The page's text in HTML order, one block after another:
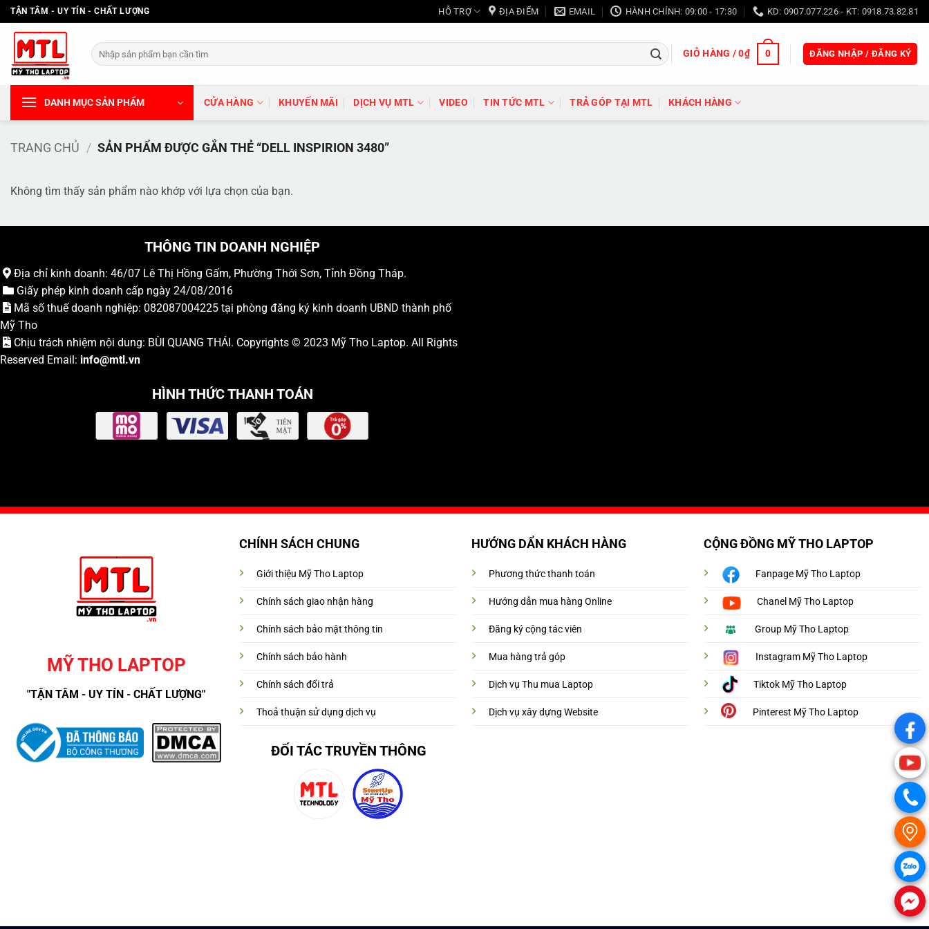
Bỏ
qua
dung
TẬN TÂM - UY TÍN - CHẤT LƯỢNG HỖ TRỢ ĐỊA ĐIỂM EMAIL HÀNH CHÍNH: 09:00 - 17:30 KD: 0907.077.226 - KT: 0918.73.82.81
Tìm
kiếm:
GIỎ HÀNG /0₫ 0 ĐĂNG NHẬP / ĐĂNG KÝ
DANH MỤC SẢN PHẨM CỬA HÀNG KHUYẾN MÃI DỊCH VỤ MTL VIDEO TIN TỨC MTL TRẢ GÓP TẠI MTL KHÁCH HÀNG
TRANG CHỦ / SẢN PHẨM ĐƯỢC GẮN THẺ “DELL INSPIRION 3480”
Không tìm thấy sản phẩm nào khớp với lựa chọn của bạn.
THÔNG TIN DOANH NGHIỆP
Địa chỉ kinh doanh: 46/07 Lê Thị Hồng Gấm, Phường Thới Sơn, Tỉnh Đồng Tháp.
Giấy phép kinh doanh cấp ngày 24/08/2016
Mã số thuế doanh nghiệp: 082087004225 tại phòng đăng ký kinh doanh UBND thành phố
Mỹ Tho
Chịu trách nhiệm nội dung: BÙI QUANG THÁI. Copyrights © 2023 Mỹ Tho Laptop. All Rights
Reserved Email: info@mtl.vn
HÌNH THỨC THANH TOÁN
MỸ THO LAPTOP
"TẬN TÂM - UY TÍN - CHẤT LƯỢNG"
CHÍNH SÁCH CHUNG
Giới thiệu Mỹ Tho Laptop
Chính sách giao nhận hàng
Chính sách bảo mật thông tin
Chính sách bảo hành
Chính sách đổi trả
Thoả thuận sử dụng dịch vụ
ĐỐI TÁC TRUYỀN THÔNG
HƯỚNG DẨN KHÁCH HÀNG
Phương thức thanh toán
Hướng dẫn mua hàng Online
Đăng ký cộng tác viên
Mua hàng trả góp
Dịch vụ Thu mua Laptop
Dịch vụ xây dựng Website
CỘNG ĐỒNG MỸ THO LAPTOP
Fanpage Mỹ Tho Laptop
Chanel Mỹ Tho Laptop
Group Mỹ Tho Laptop
Instagram Mỹ Tho Laptop
Tiktok Mỹ Tho Laptop
Pinterest Mỹ Tho Laptop
.
.
.
.
.
.